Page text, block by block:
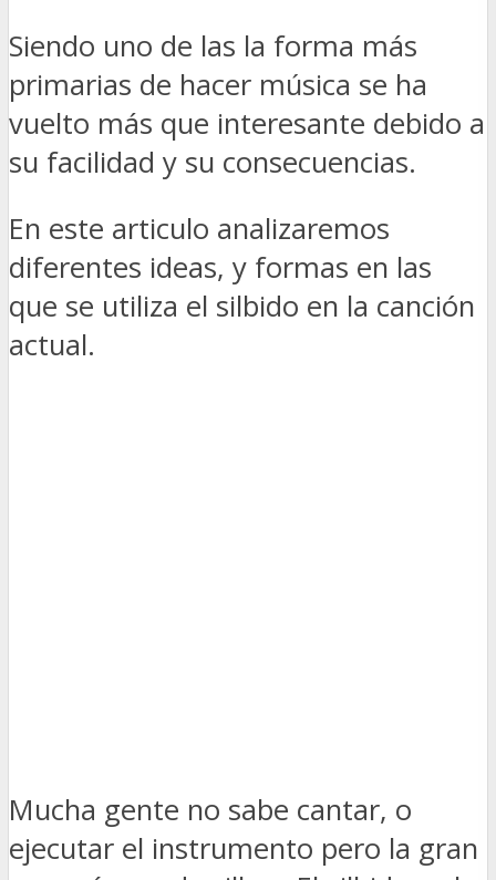
Siendo uno de las la forma más
primarias de hacer música se ha
vuelto más que interesante debido a
su facilidad y su consecuencias.
En este articulo analizaremos
diferentes ideas, y formas en las
que se utiliza el silbido en la canción
actual.
Mucha gente no sabe cantar, o
ejecutar el instrumento pero la gran